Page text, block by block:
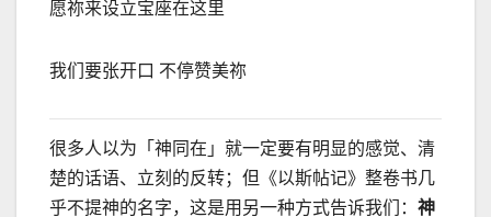
愿祢来设立宝座在这里
我们要张开口 不停赞美祢
很多人以为「神同在」就一定要有明显的感觉、清
楚的话语、立刻的反转；但《以斯帖记》整卷书几
乎不提神的名字，这是用另一种方式告诉我们： 神